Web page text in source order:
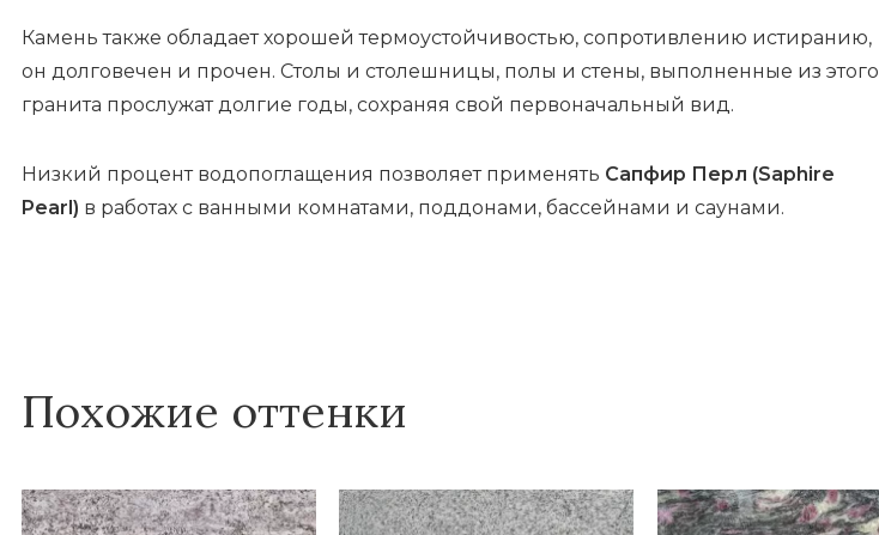
Камень также обладает хорошей термоустойчивостью, сопротивлению истиранию,
он долговечен и прочен. Столы и столешницы, полы и стены, выполненные из этого
гранита прослужат долгие годы, сохраняя свой первоначальный вид.
Низкий процент водопоглащения позволяет применять Сапфир Перл (Saphire
Pearl) в работах с ванными комнатами, поддонами, бассейнами и саунами.
Похожие оттенки